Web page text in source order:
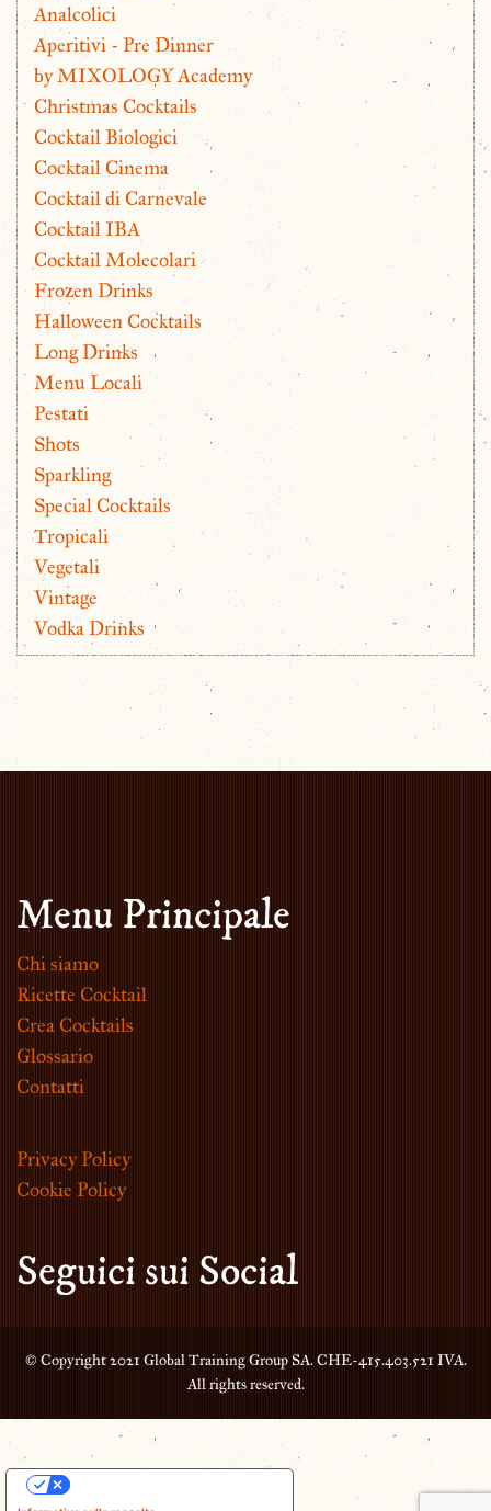
Analcolici
Aperitivi - Pre Dinner
by MIXOLOGY Academy
Christmas Cocktails
Cocktail Biologici
Cocktail Cinema
Cocktail di Carnevale
Cocktail IBA
Cocktail Molecolari
Frozen Drinks
Halloween Cocktails
Long Drinks
Menu Locali
Pestati
Shots
Sparkling
Special Cocktails
Tropicali
Vegetali
Vintage
Vodka Drinks
Menu Principale
Chi siamo
Ricette Cocktail
Crea Cocktails
Glossario
Contatti
Privacy Policy
Cookie Policy
Seguici sui Social
© Copyright 2021 Global Training Group SA. CHE-415.403.521 IVA.
All rights reserved.